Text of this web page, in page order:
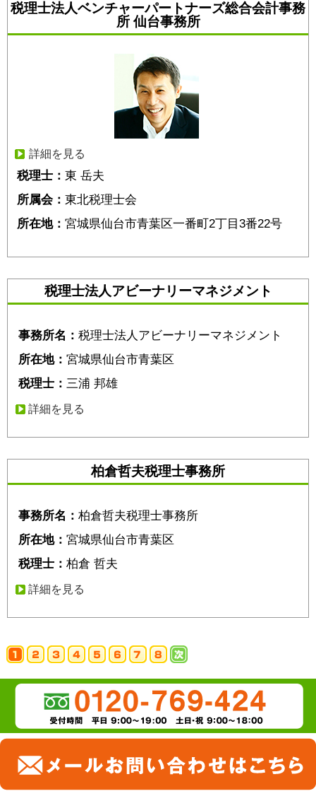
税理士法人ベンチャーパートナーズ総合会計事務
所 仙台事務所
詳細を見る
税理士： 東 岳夫
所属会： 東北税理士会
所在地： 宮城県仙台市青葉区一番町2丁目3番22号
税理士法人アビーナリーマネジメント
事務所名： 税理士法人アビーナリーマネジメント
所在地： 宮城県仙台市青葉区
税理士： 三浦 邦雄
詳細を見る
柏倉哲夫税理士事務所
事務所名： 柏倉哲夫税理士事務所
所在地： 宮城県仙台市青葉区
税理士： 柏倉 哲夫
詳細を見る